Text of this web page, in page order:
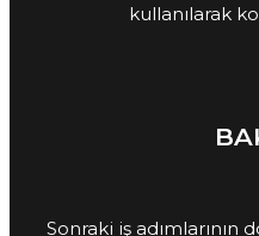
kullanılarak
Sonraki iş adımlarının